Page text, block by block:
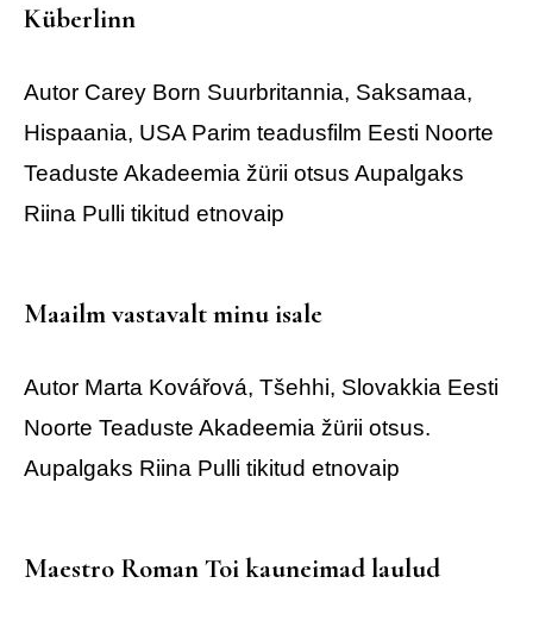
Küberlinn
Autor Carey Born Suurbritannia, Saksamaa,
Hispaania, USA Parim teadusfilm Eesti Noorte
Teaduste Akadeemia žürii otsus Aupalgaks
Riina Pulli tikitud etnovaip
Maailm vastavalt minu isale
Autor Marta Kovářová, Tšehhi, Slovakkia Eesti
Noorte Teaduste Akadeemia žürii otsus.
Aupalgaks Riina Pulli tikitud etnovaip
Maestro Roman Toi kauneimad laulud